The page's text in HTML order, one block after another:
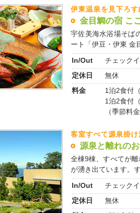
伊東温泉を見下ろ
金目鯛の宿 こ
宇佐美海水浴場そば
ート「伊豆・伊東 金
In/Out
チェック
定休日
無休
料金
1泊2食付
1泊2食付
（季節料
客室すべて源泉掛
源泉と離れの
全棟9棟、すべてが
が湧き出ています。
In/Out
チェック
定休日
無休